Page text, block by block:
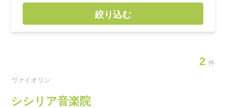
絞り込む
2 件
ヴァイオリン
シシリア音楽院